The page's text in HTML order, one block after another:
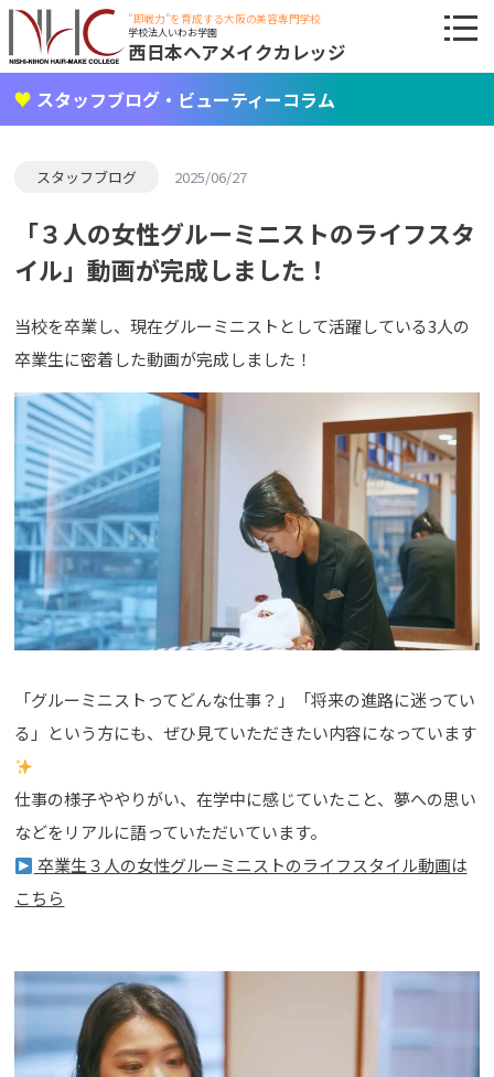
"即戦力"を育成する大阪の美容専門学校
学校法人いわお学園
西日本ヘアメイクカレッジ
スタッフブログ・ビューティーコラム
スタッフブログ 2025/06/27
「３人の女性グルーミニストのライフスタ
イル」動画が完成しました！
当校を卒業し、現在グルーミニストとして活躍している3人の
卒業生に密着した動画が完成しました！
「グルーミニストってどんな仕事？」「将来の進路に迷ってい
る」という方にも、ぜひ見ていただきたい内容になっています
仕事の様子ややりがい、在学中に感じていたこと、夢への思い
などをリアルに語っていただいています。
卒業生３人の女性グルーミニストのライフスタイル動画は
こちら